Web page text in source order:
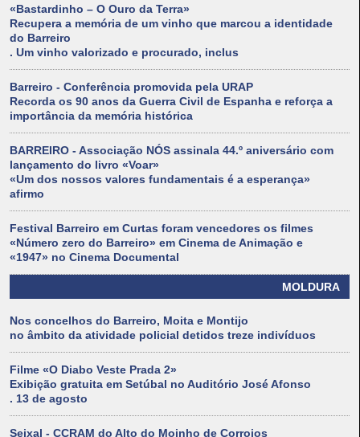
«Bastardinho – O Ouro da Terra»
Recupera a memória de um vinho que marcou a identidade
do Barreiro
. Um vinho valorizado e procurado, inclus
Barreiro - Conferência promovida pela URAP
Recorda os 90 anos da Guerra Civil de Espanha e reforça a
importância da memória histórica
BARREIRO - Associação NÓS assinala 44.º aniversário com
lançamento do livro «Voar»
«Um dos nossos valores fundamentais é a esperança»
afirmo
Festival Barreiro em Curtas foram vencedores os filmes
«Número zero do Barreiro» em Cinema de Animação e
«1947» no Cinema Documental
MOLDURA
Nos concelhos do Barreiro, Moita e Montijo
no âmbito da atividade policial detidos treze indivíduos
Filme «O Diabo Veste Prada 2»
Exibição gratuita em Setúbal no Auditório José Afonso
. 13 de agosto
Seixal - CCRAM do Alto do Moinho de Corroios